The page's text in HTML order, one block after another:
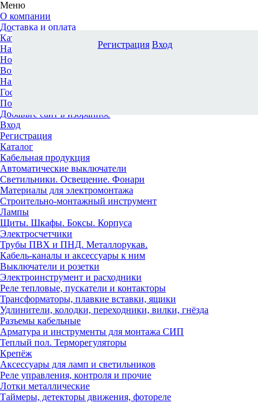
Меню
О компании
Доставка и оплата
Каталог
Наши офисы
Новости и новинки
Вопрос-ответ
Наша команда
Гос. заказчикам
Поставщикам
Добавьте сайт в избранное
Вход
Регистрация
Каталог
Кабельная продукция
Автоматические выключатели
Светильники. Освещение. Фонари
Материалы для электромонтажа
Строительно-монтажный инструмент
Лампы
Щиты. Шкафы. Боксы. Корпуса
Электросчетчики
Трубы ПВХ и ПНД. Металлорукав.
Кабель-каналы и аксессуары к ним
Выключатели и розетки
Электроинструмент и расходники
Реле тепловые, пускатели и контакторы
Трансформаторы, плавкие вставки, ящики
Удлинители, колодки, переходники, вилки, гнёзда
Разъемы кабельные
Арматура и инструменты для монтажа СИП
Теплый пол. Терморегуляторы
Крепёж
Аксессуары для ламп и светильников
Реле управления, контроля и прочие
Лотки металлические
Таймеры, детекторы движения, фотореле
Регистрация Вход